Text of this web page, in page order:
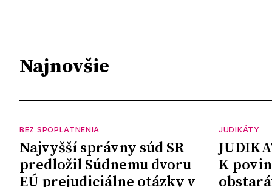
Najnovšie
BEZ SPOPLATNENIA
Najvyšší správny súd SR
predložil Súdnemu dvoru
EÚ prejudiciálne otázky v
JUDIKÁTY
K